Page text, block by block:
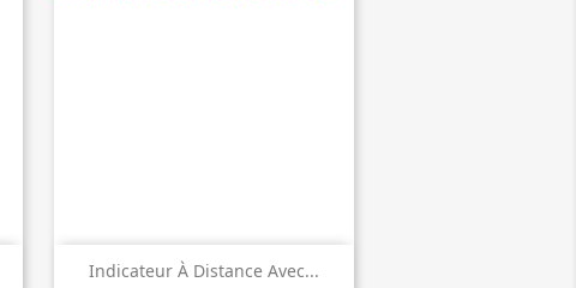
Indicateur À Distance Avec...
 Aperçu rapide